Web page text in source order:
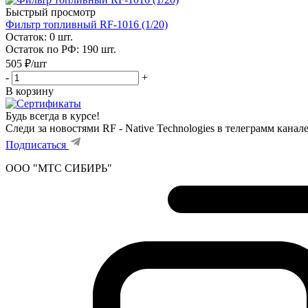
Быстрый просмотр
Фильтр топливный RF-1016 (1/20)
Остаток: 0 шт.
Остаток по РФ: 190 шт.
505 ₽/шт
-
+
В корзину
Будь всегда в курсе!
Следи за новостями RF - Native Technologies в телеграмм канале
Подписаться
ООО "МТС СИБИРЬ"